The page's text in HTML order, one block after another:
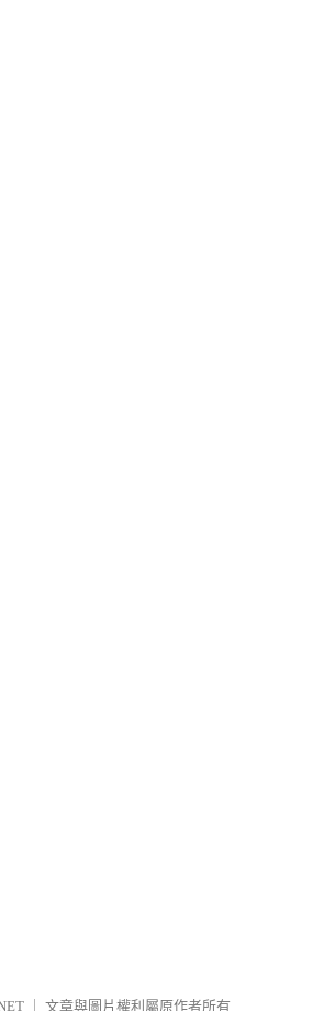
文章與圖片權利屬原作者所有